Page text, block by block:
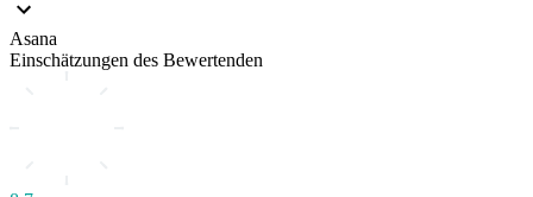
Asana
Einschätzungen des Bewertenden